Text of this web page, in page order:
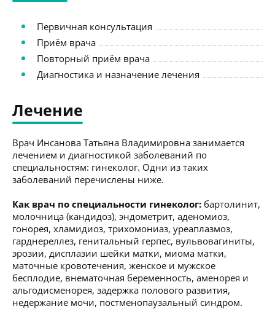
Первичная консультация
Приём врача
Повторный приём врача
Диагностика и назначение лечения
Лечение
Врач Инсанова Татьяна Владимировна занимается
лечением и диагностикой заболеваний по
специальностям: гинеколог. Одни из таких
заболеваний перечислены ниже.
Как врач по специальности гинеколог: бартолинит,
молочница (кандидоз), эндометрит, аденомиоз,
гонорея, хламидиоз, трихомониаз, уреаплазмоз,
гарднереллез, генитальный герпес, вульвовагиниты,
эрозии, дисплазии шейки матки, миома матки,
маточные кровотечения, женское и мужское
бесплодие, внематочная беременность, аменорея и
альгодисменорея, задержка полового развития,
недержание мочи, постменопаузальный синдром.